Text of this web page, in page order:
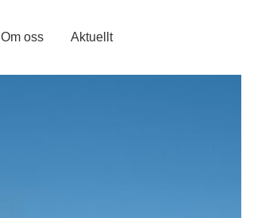
Om oss Aktuellt